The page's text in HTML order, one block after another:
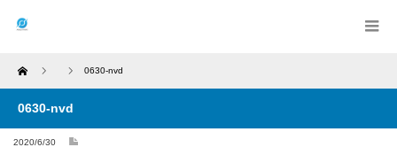
Home 0630-nvd
0630-nvd
2020/6/30